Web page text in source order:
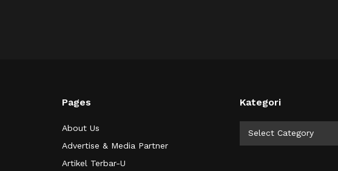
Pages
About Us
Advertise & Media Partner
Artikel Terbar-U
Kategori
Select Category